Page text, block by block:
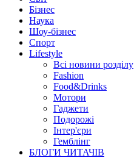
Бізнес
Наука
Шоу-бізнес
Спорт
Lifestyle
Всі новини розділу
Fashion
Food&Drinks
Мотори
Гаджети
Подорожі
Інтер'єри
Гемблінг
БЛОГИ ЧИТАЧІВ